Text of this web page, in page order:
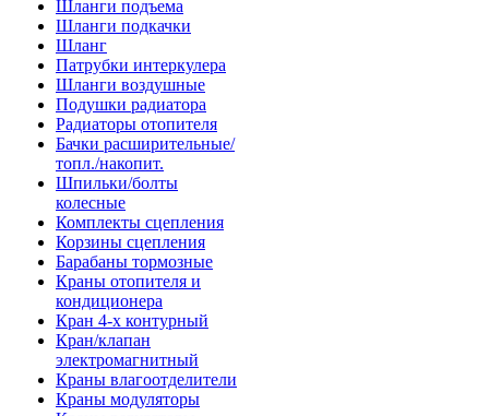
Шланги подъема
Шланги подкачки
Шланг
Патрубки интеркулера
Шланги воздушные
Подушки радиатора
Радиаторы отопителя
Бачки расширительные/
топл./накопит.
Шпильки/болты
колесные
Комплекты сцепления
Корзины сцепления
Барабаны тормозные
Краны отопителя и
кондиционера
Кран 4-х контурный
Кран/клапан
электромагнитный
Краны влагоотделители
Краны модуляторы